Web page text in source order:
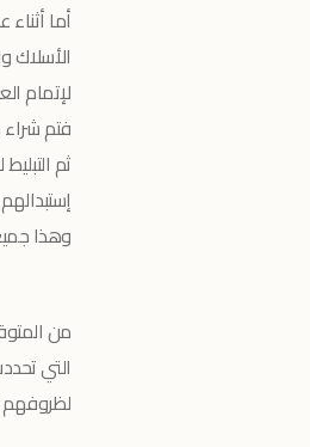
أما
الأسلاك
لإتمام
فتم
ثم
وهذا
من
التي
لظروفهم